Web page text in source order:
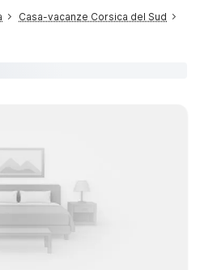
Casa-vacanze Corsica del Sud